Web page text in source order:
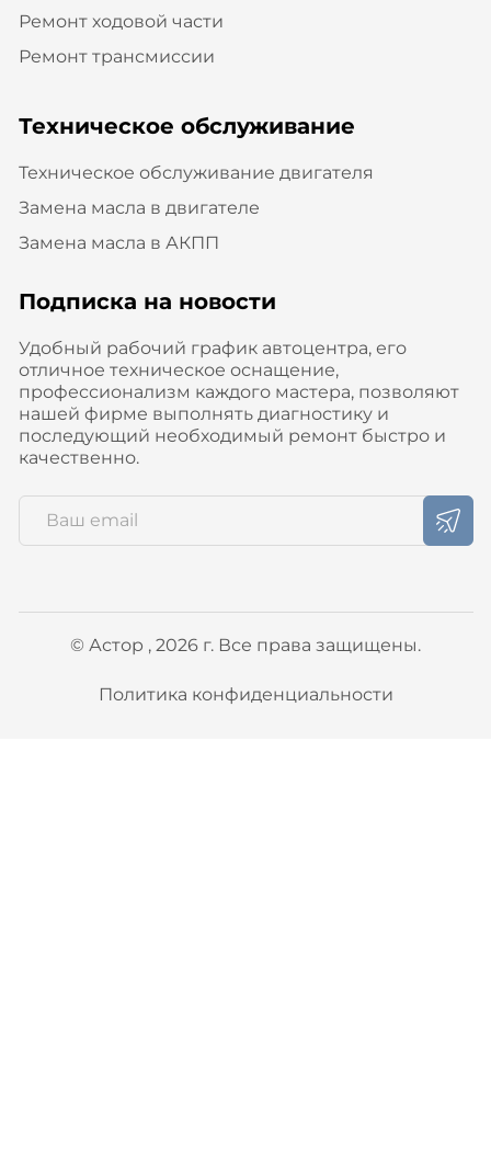
Ремонт ходовой части
Ремонт трансмиссии
Техническое обслуживание
Техническое обслуживание двигателя
Замена масла в двигателе
Замена масла в АКПП
Подписка на новости
Удобный рабочий график автоцентра, его
отличное техническое оснащение,
профессионализм каждого мастера, позволяют
нашей фирме выполнять диагностику и
последующий необходимый ремонт быстро и
качественно.
© Астор , 2026 г. Все права защищены.
Политика конфиденциальности